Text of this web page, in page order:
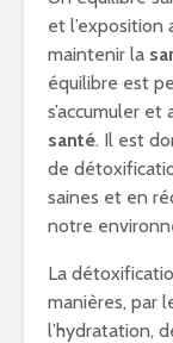
et
maintenir la
équilibre est
s’accumuler
santé. Il est
de
saines et en
notre
La
manières, par
l’hydratation,